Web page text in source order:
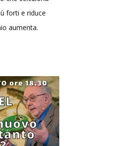
forti e riduce
aumenta.